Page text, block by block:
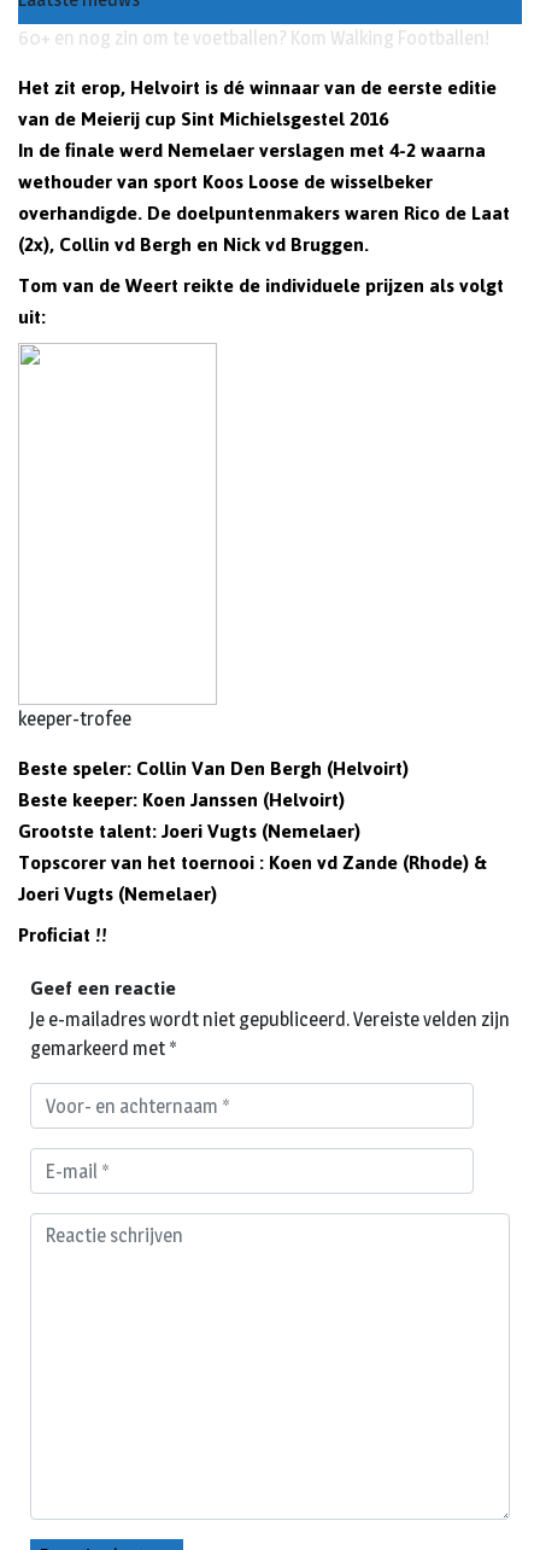
Buxusplanten in brand in Biezenmortel, vermoedelijk opzet
Het zit erop, Helvoirt is dé winnaar van de eerste editie
van de Meierij cup Sint Michielsgestel 2016
In de finale werd Nemelaer verslagen met 4-2 waarna
wethouder van sport Koos Loose de wisselbeker
overhandigde. De doelpuntenmakers waren Rico de Laat
(2x), Collin vd Bergh en Nick vd Bruggen.
Tom van de Weert reikte de individuele prijzen als volgt
uit:
keeper-trofee
Beste speler: Collin Van Den Bergh (Helvoirt)
Beste keeper: Koen Janssen (Helvoirt)
Grootste talent: Joeri Vugts (Nemelaer)
Topscorer van het toernooi : Koen vd Zande (Rhode) &
Joeri Vugts (Nemelaer)
Proficiat !!
Geef een reactie
Je e-mailadres wordt niet gepubliceerd.Vereiste velden zijn
gemarkeerd met *